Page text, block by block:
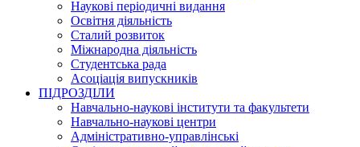
Наукові періодичні видання
Освітня діяльність
Сталий розвиток
Міжнародна діяльність
Студентська рада
Асоціація випускників
ПІДРОЗДІЛИ
Навчально-наукові інститути та факультети
Навчально-наукові центри
Адміністративно-управлінські